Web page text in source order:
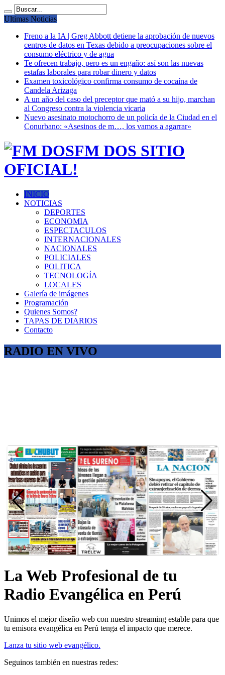
Ultimas Noticias
Freno a la IA | Greg Abbott detiene la aprobación de nuevos
centros de datos en Texas debido a preocupaciones sobre el
consumo eléctrico y de agua
Te ofrecen trabajo, pero es un engaño: así son las nuevas
estafas laborales para robar dinero y datos
Examen toxicológico confirma consumo de cocaína de
Candela Arizaga
A un año del caso del preceptor que mató a su hijo, marchan
al Congreso contra la violencia vicaria
Nuevo asesinato motochorro de un policía de la Ciudad en el
Conurbano: «Asesinos de m…, los vamos a agarrar»
FM DOS SITIO
OFICIAL!
INICIO
NOTICIAS
DEPORTES
ECONOMIA
ESPECTACULOS
INTERNACIONALES
NACIONALES
POLICIALES
POLITICA
TECNOLOGÍA
LOCALES
Galería de imágenes
Programación
Quienes Somos?
TAPAS DE DIARIOS
Contacto
RADIO EN VIVO
La Web Profesional de tu
Radio Evangélica en Perú
Unimos el mejor diseño web con nuestro streaming estable para que
tu emisora evangélica en Perú tenga el impacto que merece.
Lanza tu sitio web evangélico.
Seguinos también en nuestras redes: